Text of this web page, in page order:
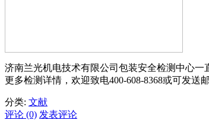
济南兰光机电技术有限公司包装安全检测中心
更多检测详情，欢迎致电400-608-8368或可发送
分类: 文献
评论 (0) 发表评论